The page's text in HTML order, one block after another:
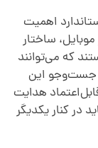
اهمیت
ساختار
که می‌توانند
جست‌وجو این
هدایت
در کنار یکدیگر